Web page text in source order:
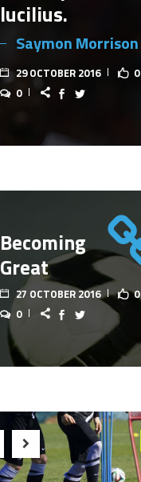
lucilius.
Saymon Morrison
29 OCTOBER 2016
0
0
Becoming
Great
27 OCTOBER 2016
0
0